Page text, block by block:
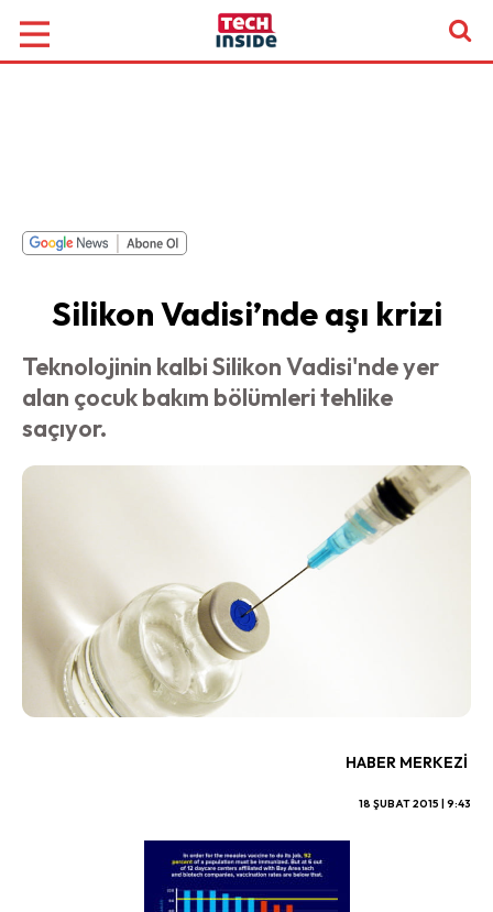
Silikon Vadisi’nde aşı krizi
Teknolojinin kalbi Silikon Vadisi'nde yer
alan çocuk bakım bölümleri tehlike
saçıyor.
HABER MERKEZI
18 ŞUBAT 2015 | 9:43